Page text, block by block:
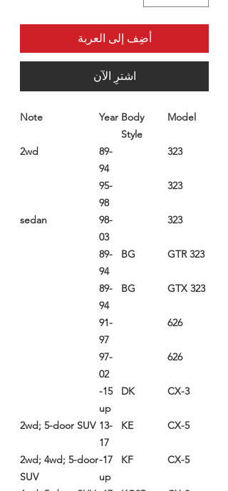
أضِف إلى العربة
اشترِ الآن
Model
Body
Style
Year
Note
323
89-
94
2wd
323
95-
98
323
98-
03
sedan
323 GTR
BG
89-
94
323 GTX
BG
89-
94
626
91-
97
626
97-
02
CX-3
DK
15-
up
CX-5
KE
13-
17
2wd; 5-door SUV
CX-5
KF
17-
up
2wd; 4wd; 5-door
SUV